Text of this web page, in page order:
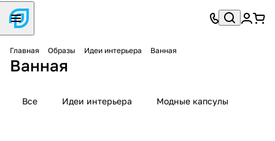
Главная Образы Идеи интерьера Ванная
Ванная
Все Идеи интерьера Модные капсулы